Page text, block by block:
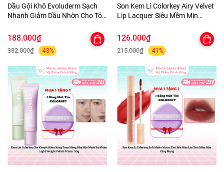
Dầu Gội Khô Evoluderm Sạch
Nhanh Giảm Dầu Nhờn Cho Tóc
Purifying
188.000₫
332.000₫ -43%
Son Kem Lì Colorkey Airy Velvet
Lip Lacquer Siêu Mềm Mịn
126.000₫
215.000₫ -41%